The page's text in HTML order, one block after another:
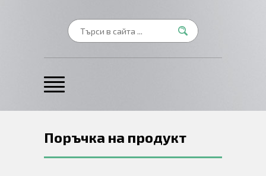
Поръчка на продукт